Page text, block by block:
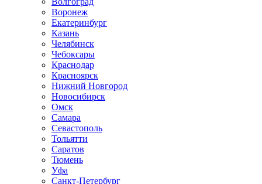
Воронеж
Екатеринбург
Казань
Челябинск
Чебоксары
Краснодар
Красноярск
Нижний Новгород
Новосибирск
Омск
Самара
Севастополь
Тольятти
Саратов
Тюмень
Уфа
Санкт-Петербург